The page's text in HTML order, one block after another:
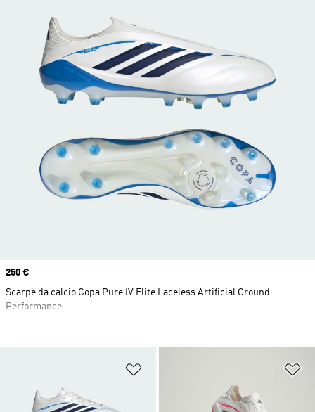
Aggiungi alla lista dei desideri
Price
250 €
Scarpe da calcio Copa Pure IV Elite Laceless Artificial Ground
Performance